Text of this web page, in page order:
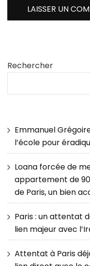
Rechercher
Emmanuel
l’école pour
Loana forcée de
appartement de
de Paris, un bien
Paris : un attentat
lien majeur avec
Attentat à Paris